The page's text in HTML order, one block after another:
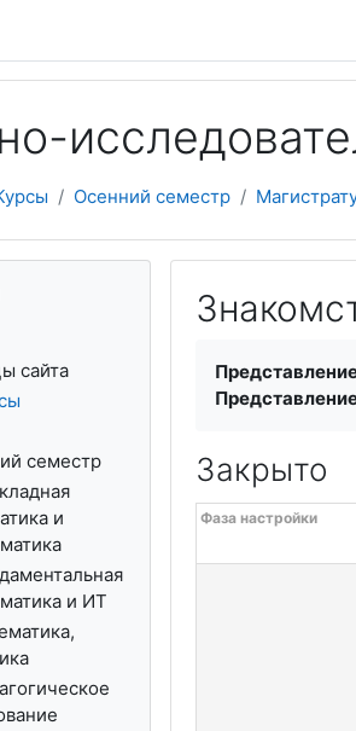
содержанию
Осенний семестр
Закрыто
Сроки проведения
Перейти к текущим
Фаза настройки
сайта
семестр
и
и ИТ